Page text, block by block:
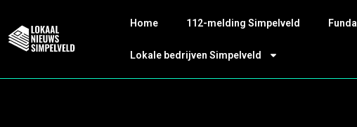
Home 112-melding Simpelveld Funda
Lokale bedrijven Simpelveld